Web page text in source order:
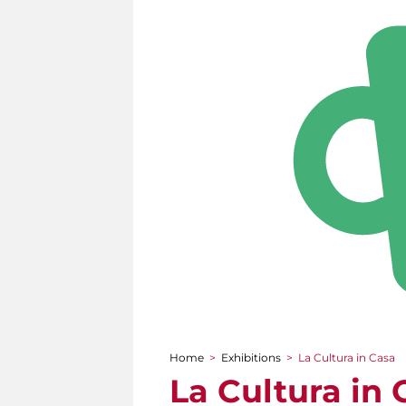
You are here
Home > Exhibitions > La Cultura in Casa
La Cultura in